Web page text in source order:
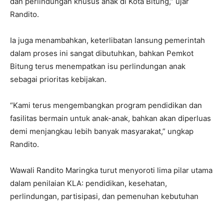
Randito.
Ia juga menambahkan, keterlibatan lansung pemerintah
dalam proses ini sangat dibutuhkan, bahkan Pemkot
Bitung terus menempatkan isu perlindungan anak
sebagai prioritas kebijakan.
“Kami terus mengembangkan program pendidikan dan
fasilitas bermain untuk anak-anak, bahkan akan diperluas
demi menjangkau lebih banyak masyarakat,” ungkap
Randito.
Wawali Randito Maringka turut menyoroti lima pilar utama
dalam penilaian KLA: pendidikan, kesehatan,
perlindungan, partisipasi, dan pemenuhan kebutuhan